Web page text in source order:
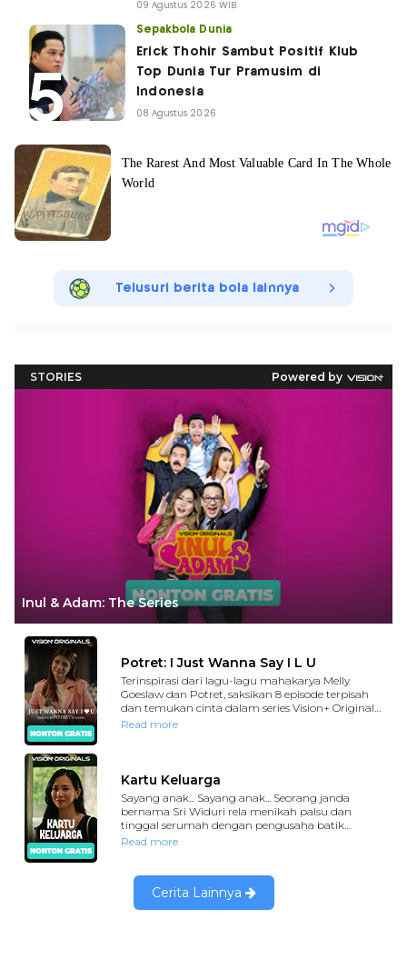
09 Agustus 2026 WIB
Sepakbola Dunia
Erick Thohir Sambut Positif Klub
Top Dunia Tur Pramusim di
Indonesia
08 Agustus 2026
Telusuri berita bola lainnya